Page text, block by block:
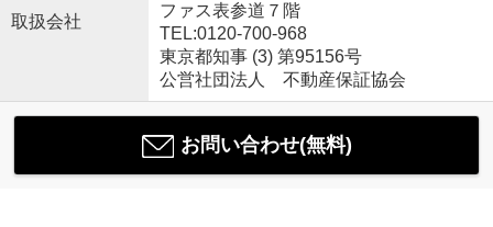
取扱会社
ファス表参道７階
TEL:0120-700-968
東京都知事 (3) 第95156号
公営社団法人 不動産保証協会
お問い合わせ(無料)